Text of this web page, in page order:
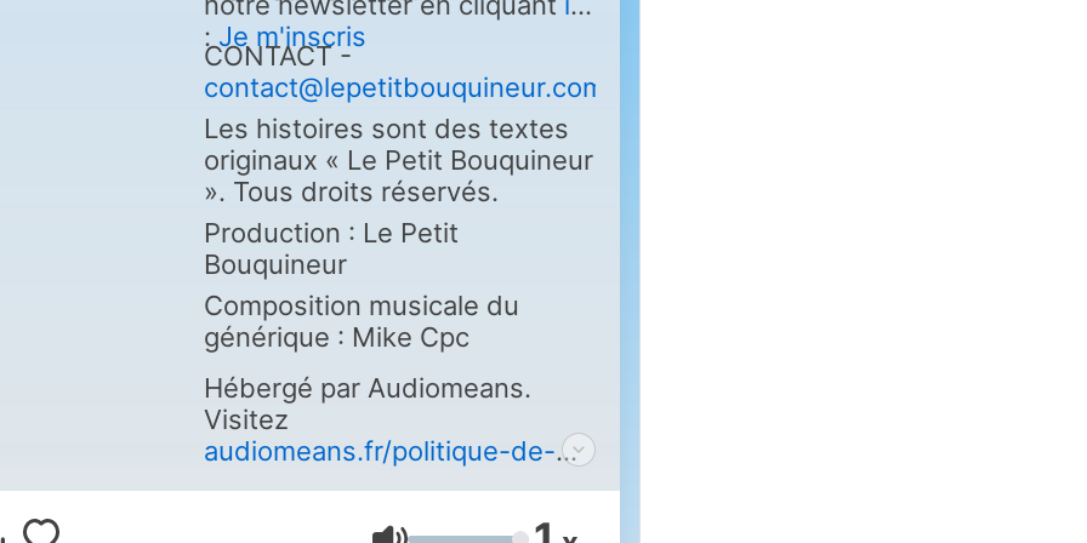
: Je m'inscris
CONTACT -
contact@lepetitbouquineur.com
Les histoires sont des textes
originaux « Le Petit Bouquineur
». Tous droits réservés.
Production : Le Petit
Bouquineur
Composition musicale du
générique : Mike Cpc
Hébergé par Audiomeans.
Visitez
audiomeans.fr/politique-de-